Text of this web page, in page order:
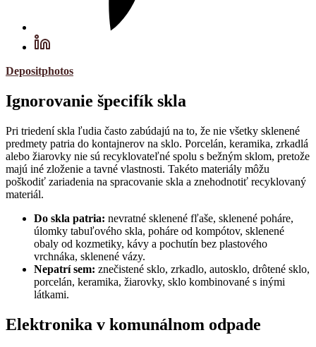
Depositphotos
Ignorovanie špecifík skla
Pri triedení skla ľudia často zabúdajú na to, že nie všetky sklenené
predmety patria do kontajnerov na sklo. Porcelán, keramika, zrkadlá
alebo žiarovky nie sú recyklovateľné spolu s bežným sklom, pretože
majú iné zloženie a tavné vlastnosti. Takéto materiály môžu
poškodiť zariadenia na spracovanie skla a znehodnotiť recyklovaný
materiál.
Do skla patria: nevratné sklenené fľaše, sklenené poháre,
úlomky tabuľového skla, poháre od kompótov, sklenené
obaly od kozmetiky, kávy a pochutín bez plastového
vrchnáka, sklenené vázy.
Nepatrí sem: znečistené sklo, zrkadlo, autosklo, drôtené sklo,
porcelán, keramika, žiarovky, sklo kombinované s inými
látkami.
Elektronika v komunálnom odpade